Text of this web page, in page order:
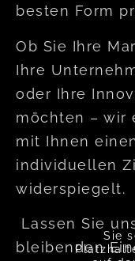
besten Form
Ob Sie Ihre
Ihre
oder Ihre
möchten – wir
mit Ihnen
individuellen
widerspiegelt.
Lassen Sie
bleibenden
Sie